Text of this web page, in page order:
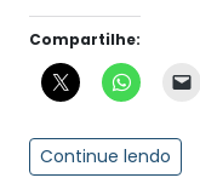
Compartilhe:
Continue lendo